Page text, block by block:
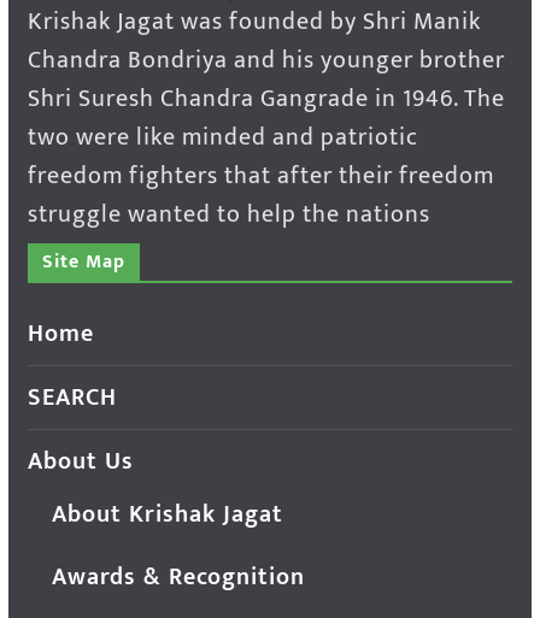
Krishak Jagat was founded by Shri Manik
Chandra Bondriya and his younger brother
Shri Suresh Chandra Gangrade in 1946. The
two were like minded and patriotic
freedom fighters that after their freedom
struggle wanted to help the nations
Site Map
Home
SEARCH
About Us
About Krishak Jagat
Awards & Recognition